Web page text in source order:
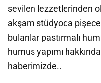
sevilen lezzetlerinden
akşam stüdyoda
bulanlar pastırmalı
humus yapımı
haberimizde..